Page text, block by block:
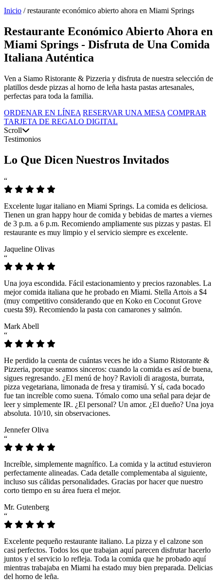
Inicio / restaurante económico abierto ahora en Miami Springs
Restaurante Económico Abierto Ahora en
Miami Springs - Disfruta de Una Comida
Italiana Auténtica
Ven a Siamo Ristorante & Pizzeria y disfruta de nuestra selección de
platillos desde pizzas al horno de leña hasta pastas artesanales,
perfectas para toda la familia.
ORDENAR EN LÍNEA RESERVAR UNA MESA COMPRAR
TARJETA DE REGALO DIGITAL
Scroll
Testimonios
Lo Que Dicen Nuestros Invitados
“
Excelente lugar italiano en Miami Springs. La comida es deliciosa.
Tienen un gran happy hour de comida y bebidas de martes a viernes
de 3 p.m. a 6 p.m. Recomiendo ampliamente sus pizzas y pastas. El
restaurante es muy limpio y el servicio siempre es excelente.
Jaqueline Olivas
“
Una joya escondida. Fácil estacionamiento y precios razonables. La
mejor comida italiana que he probado en Miami. Stella Artois a $4
(muy competitivo considerando que en Koko en Coconut Grove
cuesta $9). Recomiendo la pasta con camarones y salmón.
Mark Abell
“
He perdido la cuenta de cuántas veces he ido a Siamo Ristorante &
Pizzeria, porque seamos sinceros: cuando la comida es así de buena,
sigues regresando. ¿El menú de hoy? Ravioli di aragosta, burrata,
pizza vegetariana, limonada de fresa y tiramisú. Y sí, cada bocado
fue tan increíble como suena. Tómalo como una señal para dejar de
leer y simplemente IR. ¿El personal? Un amor. ¿El dueño? Una joya
absoluta. 10/10, sin observaciones.
Jennefer Oliva
“
Increíble, simplemente magnífico. La comida y la actitud estuvieron
perfectamente alineadas. Cada detalle complementaba al siguiente,
incluso sus cálidas personalidades. Gracias por hacer que nuestro
corto tiempo en su área fuera el mejor.
Mr. Gutenberg
“
Excelente pequeño restaurante italiano. La pizza y el calzone son
casi perfectos. Todos los que trabajan aquí parecen disfrutar hacerlo
juntos y el servicio lo refleja. Toda la comida que he probado aquí
mientras trabajaba en Miami ha estado muy bien preparada. Delicias
del horno de leña.